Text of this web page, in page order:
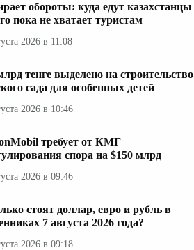
обороты: куда едут казахстанцы
пока не хватает туристам
2026 в 11:08
тенге выделено на строительство
сада для особенных детей
2026 в 10:46
требует от КМГ
спора на $150 млрд
2026 в 09:46
стоят доллар, евро и рубль в
7 августа 2026 года?
2026 в 09:18